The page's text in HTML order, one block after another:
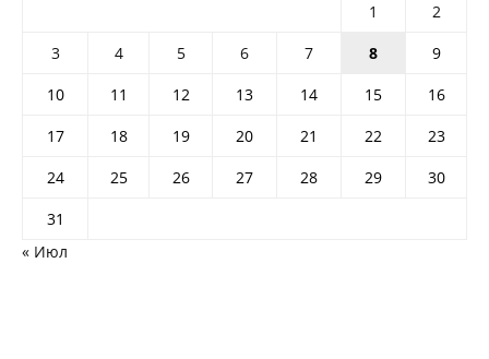
1
2
3
4 5 6 7 8
9
10
11 12 13 14 15
16
17
18 19 20 21 22
23
24
25 26 27 28 29
30
31
« Июл